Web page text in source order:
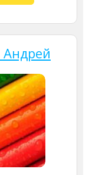
Андрей